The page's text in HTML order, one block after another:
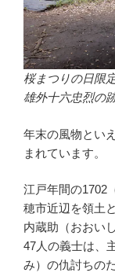
桜まつりの日限
雄外十六忠烈の
年末の風物とい
まれています。
江戸年間の1702
穂市近辺を領土
内蔵助（おおい
47人の義士は、
み）の仇討ちの